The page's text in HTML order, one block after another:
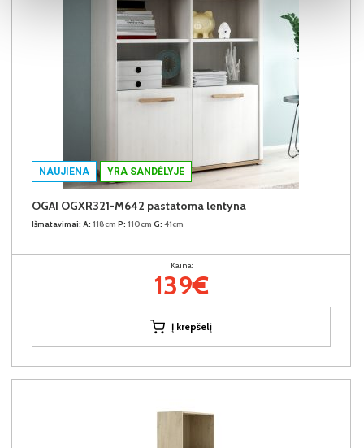
NAUJIENA YRA SANDĖLYJE
OGAI OGXR321-M642 pastatoma lentyna
Išmatavimai: A: 118cm P: 110cm G: 41cm
Kaina:
139€
Į krepšelį